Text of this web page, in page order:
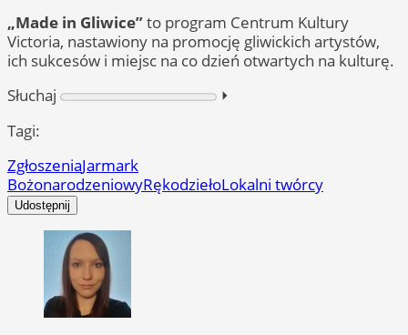
„Made in Gliwice”to program Centrum Kultury
Victoria, nastawiony na promocję gliwickich artystów,
ich sukcesów i miejsc na co dzień otwartych na kulturę.
Słuchaj
⏵︎
Tagi:
ZgłoszeniaJarmark
BożonarodzeniowyRękodziełoLokalni twórcy
Udostępnij